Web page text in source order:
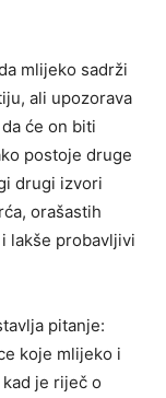
mlijeko sadrži
ali upozorava
će on biti
postoje druge
drugi izvori
orašastih
lakše probavljivi
pitanje:
koje mlijeko i
je riječ o